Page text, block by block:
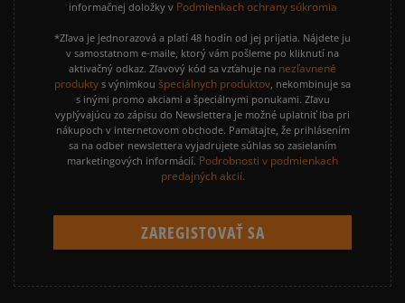
informačnej doložky v Podmienkach ochrany súkromia
*Zľava je jednorazová a platí 48 hodín od jej prijatia. Nájdete ju
v samostatnom e-maile, ktorý vám pošleme po kliknutí na
aktivačný odkaz. Zľavový kód sa vzťahuje na nezľavnené
produkty s výnimkou špeciálnych produktov, nekombinuje sa
s inými promo akciami a špeciálnymi ponukami. Zľavu
vyplývajúcu zo zápisu do Newslettera je možné uplatniť iba pri
nákupoch v internetovom obchode. Pamätajte, že prihlásením
sa na odber newslettera vyjadrujete súhlas so zasielaním
marketingových informácií. Podrobnosti v podmienkach
predajných akcií.